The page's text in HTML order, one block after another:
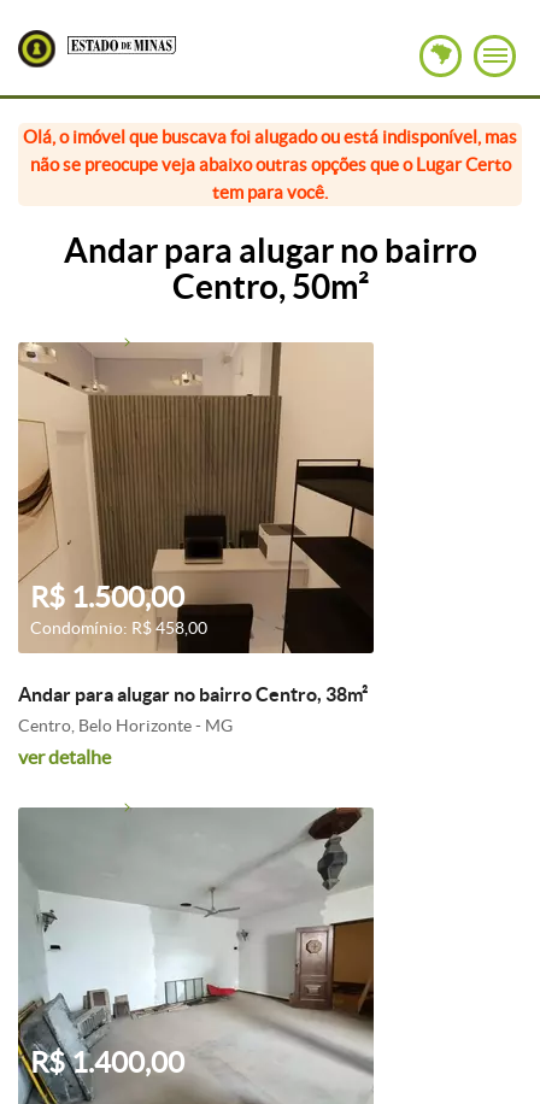
Olá, o imóvel que buscava foi alugado ou está indisponível, mas
não se preocupe veja abaixo outras opções que o Lugar Certo
tem para você.
Andar para alugar no bairro
Centro, 50m²
R$ 1.500,00
Condomínio: R$ 458,00
Andar para alugar no bairro Centro, 38m²
Centro, Belo Horizonte - MG
ver detalhe
R$ 1.400,00